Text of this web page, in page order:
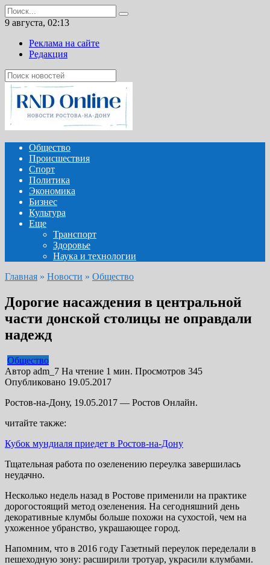
Перейти
к
содержанию
Search
for:
9 августа, 02:13
Реклама на сайте
Редакция
Общество
Происшествия
Спорт
Политика
Экономика
Бизнес
Культура
Еще
Транспорт
Здоровье
Наука и технологии
Главная » Новости » Общество
Дорогие насаждения в центральной
части донской столицы не оправдали
надежд
Общество
Автор adm_7 На чтение 1 мин. Просмотров 345
Опубликовано 19.05.2017
Ростов-на-Дону, 19.05.2017 — Ростов Онлайн.
читайте также:
Кубок мундиаля приедет в Ростов-на-Дону
Тщательная работа по озеленению переулка завершилась
неудачно.
Несколько недель назад в Ростове применили на практике
дорогостоящий метод озеленения. На сегодняшний день
декоративные клумбы больше похожи на сухостой, чем на
ухоженное убранство, украшающее город.
Напомним, что в 2016 году Газетный переулок переделали в
пешеходную зону: расширили тротуар, украсили клумбами.